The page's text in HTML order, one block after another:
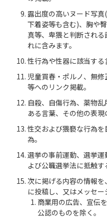
露出度の高いヌード写真
下着姿等も含む)、胸や
真等、卑猥と判断され
れに含みます。
性行為や性器に該当する
児童買春・ポルノ、無
等へのリンク掲載。
自殺、自傷行為、薬物
ある言葉、その他の表現
性交および猥褻な行為
為。
選挙の事前運動、選挙
よび公職選挙法に抵触す
次に掲げる内容の情報
に投稿し、又はメッセー
商業用の広告、宣伝
公認のものを除く。